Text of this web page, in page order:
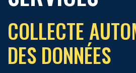
COLLECTE
DES DONNÉES